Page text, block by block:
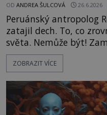
OD ANDREA ŠULCOVÁ 26.6.2026
Peruánský antropolog
zatajil dech. To, co
světa. Nemůže být!
peruánském městečku
legendárního Cuzca
Právě nalezl ostatky
nad nálezem kroutí
ZOBRAZIT VÍCE